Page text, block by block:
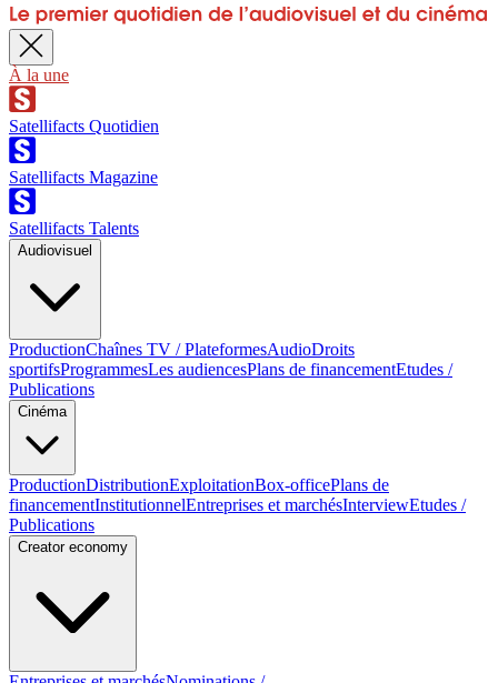
À la une
Satellifacts Quotidien
Satellifacts Magazine
Satellifacts Talents
Audiovisuel
ProductionChaînes TV / PlateformesAudioDroits
sportifsProgrammesLes audiencesPlans de financementEtudes /
Publications
Cinéma
ProductionDistributionExploitationBox-officePlans de
financementInstitutionnelEntreprises et marchésInterviewEtudes /
Publications
Creator economy